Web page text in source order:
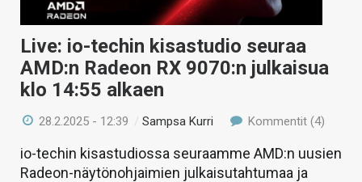
Live: io-techin kisastudio seuraa
AMD:n Radeon RX 9070:n julkaisua
klo 14:55 alkaen
28.2.2025 - 12:39 /Sampsa Kurri Kommentit (4)
io-techin kisastudiossa seuraamme AMD:n uusien
Radeon-näytönohjaimien julkaisutahtumaa ja